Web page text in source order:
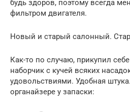
будь здоров, поэтому всегда
фильтром двигателя.
Новый и старый салонный.
Как-то по случаю, прикупил
наборчик с кучей всяких
удовольствиями. Удобная
органайзере у запаски: